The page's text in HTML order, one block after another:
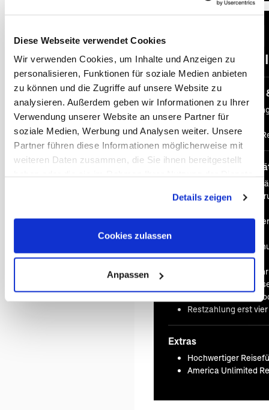
Diese Webseite verwendet Cookies
Wir verwenden Cookies, um Inhalte und Anzeigen zu
personalisieren, Funktionen für soziale Medien anbieten
zu können und die Zugriffe auf unsere Website zu
analysieren. Außerdem geben wir Informationen zu Ihrer
Verwendung unserer Website an unsere Partner für
soziale Medien, Werbung und Analysen weiter. Unsere
Partner führen diese Informationen möglicherweise mit
weiteren Daten zusammen, die Sie ihnen bereitgestellt
Cookies, wenn Sie unsere Webseite weiterhin nutzen.
Details zeigen
Cookies zulassen
Anpassen
Immer
Persönliche Beratung
Persönliche
Expertenwissen
Maßgeschneiderte
Sicherheit &
Sicherheit vor und
Pauschalreise-
Kostenfreie
Reisewarnungen
Kostenfreie
Hilfe vor Ort und
Naturkatastrophen
Restzahlung erst
Extras
Hochwertiger
America Unlimited